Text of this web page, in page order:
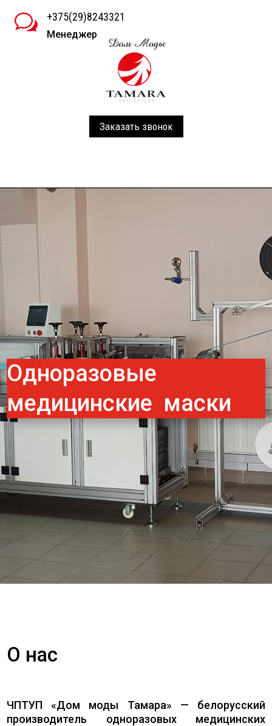
w +375(29)8243321
Менеджер
Заказать звонок
Одноразовые
медицинские маски
О нас
ЧПТУП «Дом моды Тамара» — белорусский
производитель одноразовых медицинских